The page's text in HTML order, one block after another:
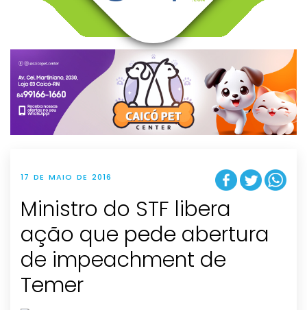
v
g
t
i
o
n
17 DE MAIO DE 2016
Ministro do STF libera
ação que pede abertura
de impeachment de
Temer